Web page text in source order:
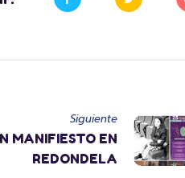
Siguiente
MANIFIESTO EN
REDONDELA